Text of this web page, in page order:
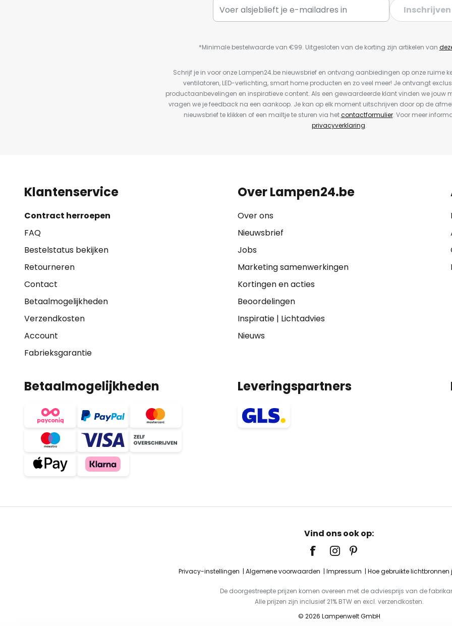
Inschrijven
*Minimale bestelwaarde van €99. Uitgesloten van de korting zijn artikelen van
Schrijf je in voor onze Lampen24.be nieuwsbrief en ontvang aanbiedingen op onze ruime
ventilatoren, LED-verlichting, smart home producten en zo veel meer! Je ontvangt
productaanbevelingen en inspiratieve content. Als een gewaardeerde klant vinden we jouw
vragen we je feedback na een aankoop. Je kan op elk moment uitschrijven door op de
nieuwsbrief te klikken of een mailtje te sturen via hetcontactformulier. Voor meer
privacyverklaring.
Klantenservice
Contract herroepen
FAQ
Bestelstatus bekijken
Retourneren
Contact
Betaalmogelijkheden
Verzendkosten
Account
Fabrieksgarantie
Over Lampen24.be
Over ons
Nieuwsbrief
Jobs
Marketing samenwerkingen
Kortingen en acties
Beoordelingen
Inspiratie| Lichtadvies
Nieuws
Betaalmogelijkheden Leveringspartners
Vind ons ook op:
Privacy-instellingen Algemene voorwaarden Impressum Hoe gebruikte
De doorgestreepte prijzen komen overeen met de adviesprijs van de
Alle prijzen zijn inclusief 21% BTW en excl. verzendkosten.
© 2026 Lampenwelt GmbH